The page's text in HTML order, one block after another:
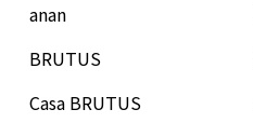
anan
BRUTUS
Casa BRUTUS